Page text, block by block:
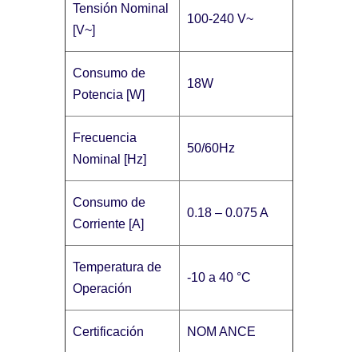
Tensión Nominal
[V~]
100-240 V~
Consumo de
Potencia [W]
18W
Frecuencia
Nominal [Hz]
50/60Hz
Consumo de
Corriente [A]
0.18 – 0.075 A
Temperatura de
Operación
-10 a 40 °C
Certificación NOM ANCE